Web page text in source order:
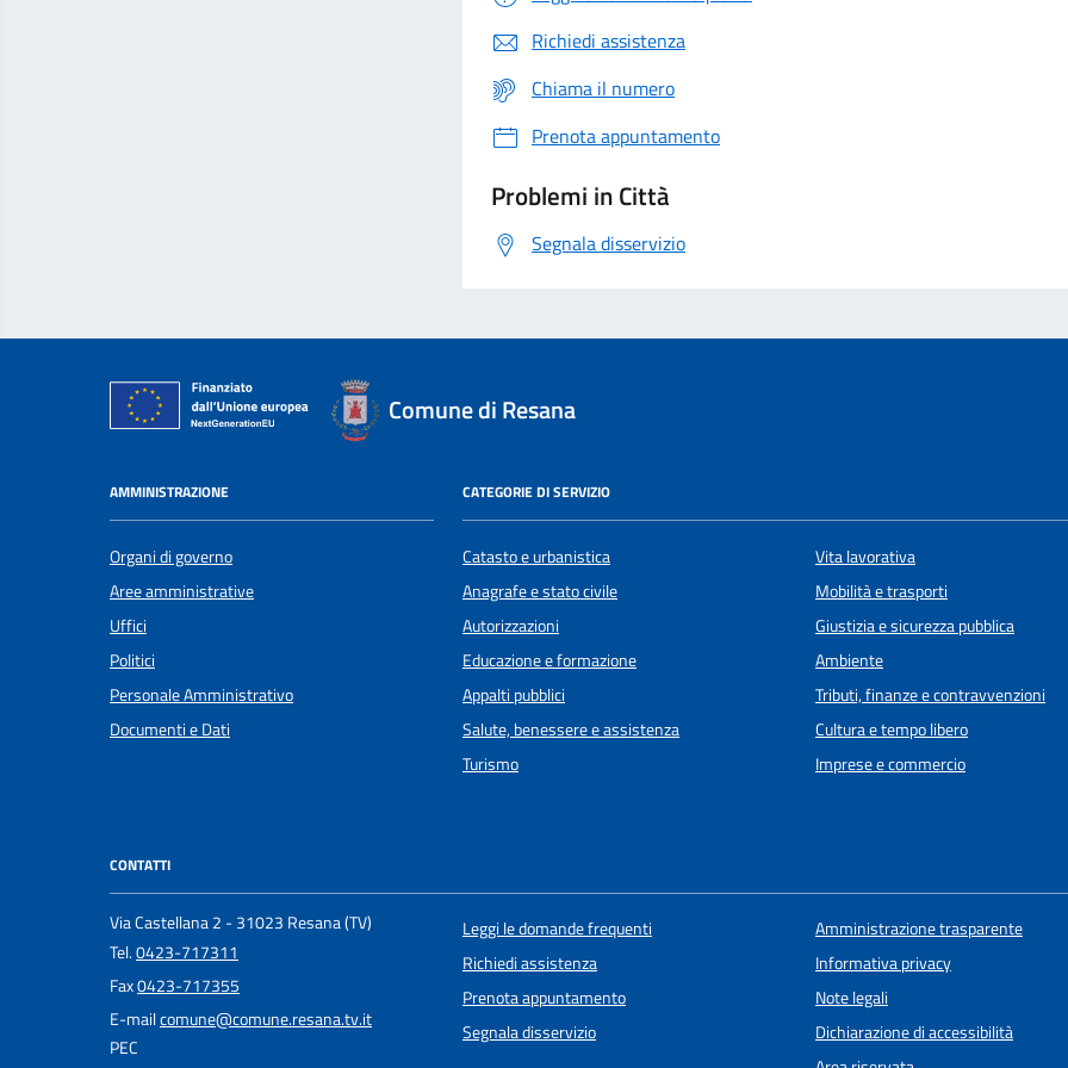
Richiedi assistenza
Chiama il numero
Prenota appuntamento
Problemi in Città
Segnala disservizio
Comune di Resana
AMMINISTRAZIONE
Organi di governo
Aree amministrative
Uffici
Politici
Personale Amministrativo
Documenti e Dati
CATEGORIE DI SERVIZIO
Catasto e urbanistica
Anagrafe e stato civile
Autorizzazioni
Educazione e formazione
Appalti pubblici
Salute, benessere e assistenza
Turismo
Vita lavorativa
Mobilità e trasporti
Giustizia e sicurezza pubblica
Ambiente
Tributi, finanze e contravvenzioni
Cultura e tempo libero
Imprese e commercio
CONTATTI
Via Castellana 2 - 31023 Resana (TV)
Tel.0423-717311
Fax0423-717355
E-mailcomune@comune.resana.tv.it
PEC
Leggi le domande frequenti
Richiedi assistenza
Prenota appuntamento
Segnala disservizio
Amministrazione trasparente
Informativa privacy
Note legali
Dichiarazione di accessibilità